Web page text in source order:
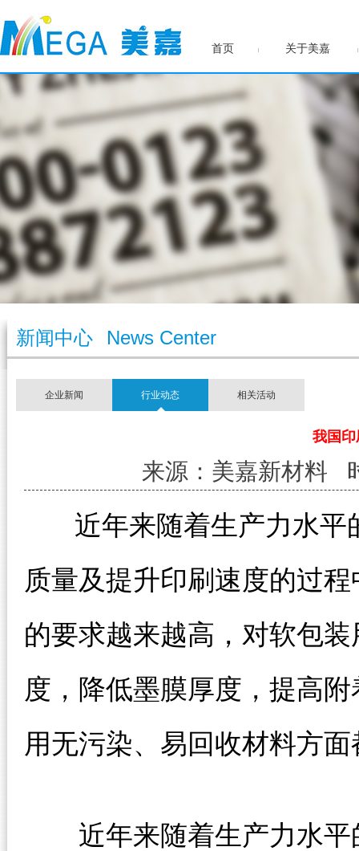
首页 关于美嘉
新闻中心 News Center
企业新闻 行业动态 相关活动
我国
来源：美嘉新材料
近年来随着生产力水平
质量及提升印刷速度的过
的要求越来越高，对软包
度，降低墨膜厚度，提高
用无污染、易回收材料方
近年来随着生产力水平